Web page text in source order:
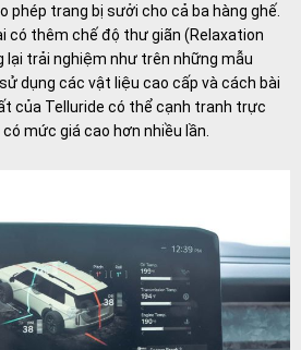
phép trang bị sưởi cho cả ba hàng ghế.
có thêm chế độ thư giãn (Relaxation
lại trải nghiệm như trên những mẫu
dụng các vật liệu cao cấp và cách bài
của Telluride có thể cạnh tranh trực
mức giá cao hơn nhiều lần.